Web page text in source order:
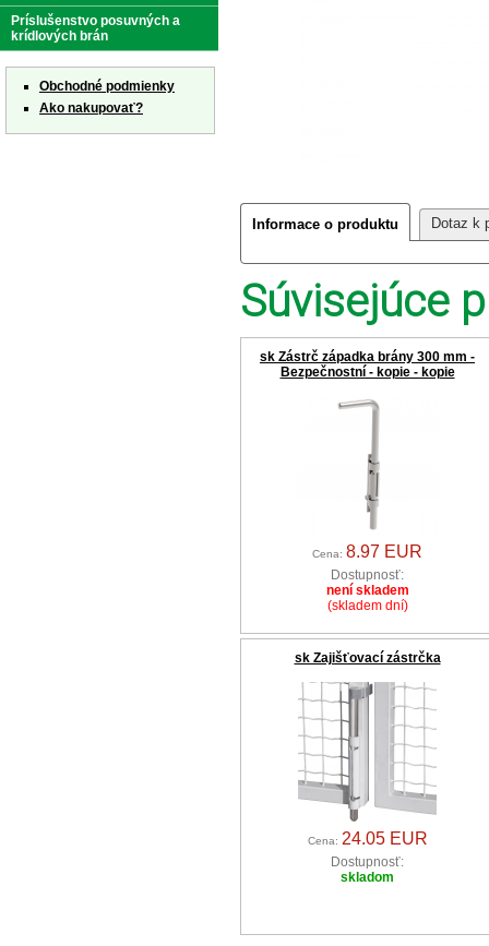
Informace o produktu Dotaz k
Súvisejúce
sk Zástrč západka brány 300 mm -
Bezpečnostní - kopie - kopie
Cena: 8.97 EUR
Dostupnosť:
není skladem
(skladem dní)
sk Zajišťovací zástrčka
Cena: 24.05 EUR
Dostupnosť:
skladom
Príslušenstvo posuvných a
krídlových brán
Obchodné podmienky
Ako nakupovať?